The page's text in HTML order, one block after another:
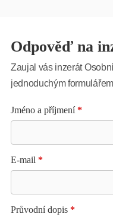
Odpověď na
Zaujal vás inzerát
jednoduchým
Jméno a příjmení *
E-mail *
Průvodní dopis *